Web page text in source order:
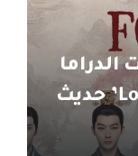
الدراما
الصينية ‘Lost You Forever’ حديث